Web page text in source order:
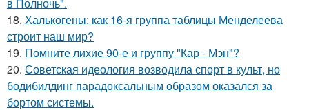
18. Халькогены: как 16-я группа таблицы Менделеева
строит наш мир?
19. Помните лихие 90-е и группу "Кар - Мэн"?
20. Советская идеология возводила спорт в культ, но
бодибилдинг парадоксальным образом оказался за
бортом системы.